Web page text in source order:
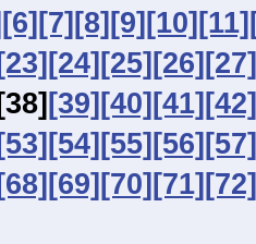
[6] [7] [8] [9] [10] [11]
[23] [24] [25] [26] [27]
[38] [39] [40] [41] [42]
[53] [54] [55] [56] [57]
[68] [69] [70] [71] [72]